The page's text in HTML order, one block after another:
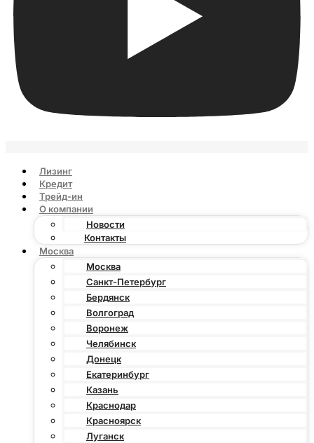
Лизинг
Кредит
Трейд-ин
О компании
Новости
Контакты
Москва
Москва
Санкт-Петербург
Бердянск
Волгоград
Воронеж
Челябинск
Донецк
Екатеринбург
Казань
Краснодар
Красноярск
Луганск